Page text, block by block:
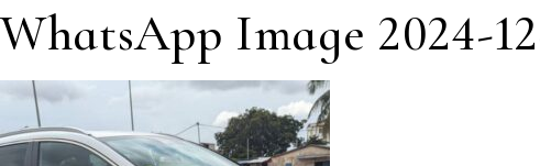
WhatsApp Image 2024-